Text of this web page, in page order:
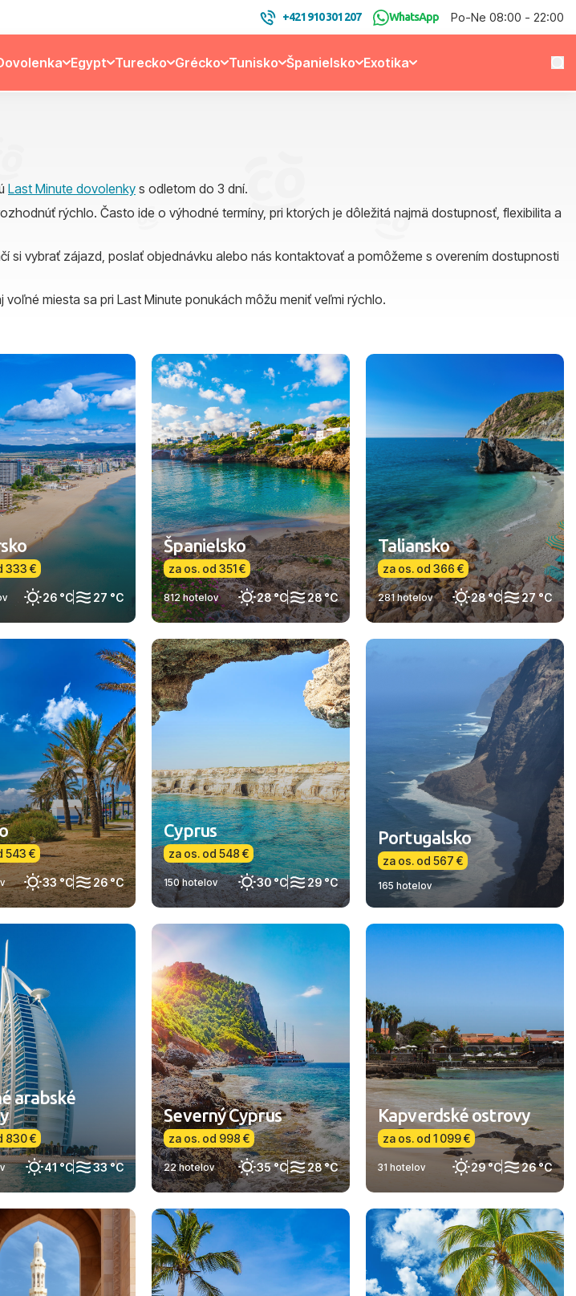
+421 910 301 207 WhatsApp Po-Ne 08:00 - 22:00
Egypt Turecko Grécko Tunisko Španielsko Exotika
Last Minute dovolenky s odletom do 3 dní.
rýchlo. Často ide o výhodné termíny, pri ktorých je dôležitá najmä dostupnosť, flexibilita a
vybrať zájazd, poslať objednávku alebo nás kontaktovať a pomôžeme s overením dostupnosti
miesta sa pri Last Minute ponukách môžu meniť veľmi rýchlo.
333 €
26 °C 27 °C
Španielsko
za os. od 351 €
812 hotelov 28 °C 28 °C
Taliansko
za os. od 366 €
281 hotelov 28 °C 27 °C
543 €
33 °C 26 °C
Cyprus
za os. od 548 €
150 hotelov 30 °C 29 °C
Portugalsko
za os. od 567 €
165 hotelov
arabské
830 €
41 °C 33 °C
Severný Cyprus
za os. od 998 €
22 hotelov 35 °C 28 °C
Kapverdské ostrovy
za os. od 1 099 €
31 hotelov 29 °C 26 °C